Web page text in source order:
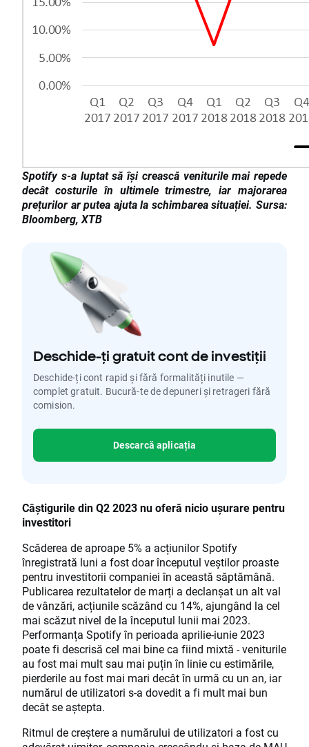
Spotify s-a luptat să își crească veniturile mai repede
decât costurile în ultimele trimestre, iar majorarea
prețurilor ar putea ajuta la schimbarea situației. Sursa:
Bloomberg, XTB
Deschide-ți gratuit cont de investiții
Deschide-ți cont rapid și fără formalități inutile —
complet gratuit. Bucură-te de depuneri și retrageri fără
comision.
Descarcă aplicația
Câștigurile din Q2 2023 nu oferă nicio ușurare pentru
investitori
Scăderea de aproape 5% a acțiunilor Spotify
înregistrată luni a fost doar începutul veștilor proaste
pentru investitorii companiei în această săptămână.
Publicarea rezultatelor de marți a declanșat un alt val
de vânzări, acțiunile scăzând cu 14%, ajungând la cel
mai scăzut nivel de la începutul lunii mai 2023.
Performanța Spotify în perioada aprilie-iunie 2023
poate fi descrisă cel mai bine ca fiind mixtă - veniturile
au fost mai mult sau mai puțin în linie cu estimările,
pierderile au fost mai mari decât în urmă cu un an, iar
numărul de utilizatori s-a dovedit a fi mult mai bun
decât se aștepta.
Ritmul de creștere a numărului de utilizatori a fost cu